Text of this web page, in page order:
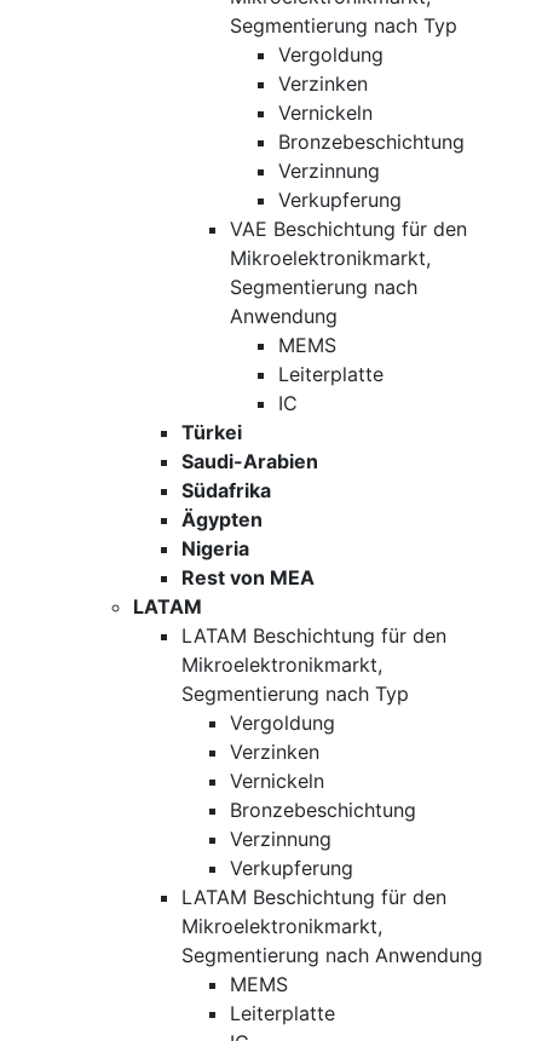
Segmentierung nach Typ
Vergoldung
Verzinken
Vernickeln
Bronzebeschichtung
Verzinnung
Verkupferung
VAE Beschichtung für den
Mikroelektronikmarkt,
Segmentierung nach
Anwendung
MEMS
Leiterplatte
IC
Türkei
Saudi-Arabien
Südafrika
Ägypten
Nigeria
Rest von MEA
LATAM
LATAM Beschichtung für den
Mikroelektronikmarkt,
Segmentierung nach Typ
Vergoldung
Verzinken
Vernickeln
Bronzebeschichtung
Verzinnung
Verkupferung
LATAM Beschichtung für den
Mikroelektronikmarkt,
Segmentierung nach Anwendung
MEMS
Leiterplatte